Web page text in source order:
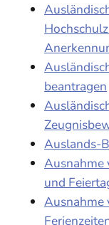
beantragen
Auslands-
Ausnahme
und
Ausnahme